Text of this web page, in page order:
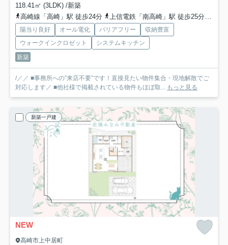
118.41㎡ (3LDK) /新築
高崎線「高崎」駅 徒歩24分
上信電鉄「南高崎」駅 徒歩25分
陽当り良好 オール電化 バリアフリー
収納豊富
ウォークインクロゼット
システムキッチン
新築
/／／ ■事務所への”来店不要”です！直接見たい物件集合・現地解散でご
対応します／ ■他社様で掲載されている物件もほぼ取...
もっと見る
新築一戸建
NEW
高崎市上中居町